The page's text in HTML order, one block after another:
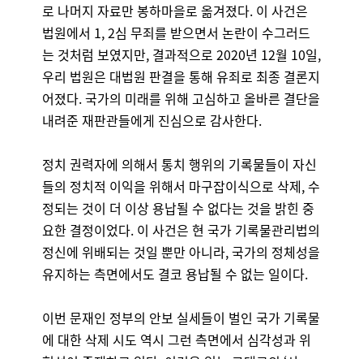
로 나머지 자료만 봉하마을로 옮겨졌다. 이 사건은
법원에서 1, 2심 무죄를 받으면서 논란이 수그러드
는 것처럼 보였지만, 결과적으로 2020년 12월 10일,
우리 법원은 대법원 판결을 통해 유죄로 최종 결론지
어졌다. 국가의 미래를 위해 고심하고 올바른 결단을
내려준 재판관들에게 진심으로 감사한다.
정치 권력자에 의해서 통치 행위의 기록물들이 자신
들의 정치적 이익을 위해서 마구잡이식으로 삭제, 수
정되는 것이 더 이상 용납될 수 없다는 것을 밝힌 중
요한 결정이었다. 이 사건은 현 국가 기록물관리법의
정신에 위배되는 것일 뿐만 아니라, 국가의 정체성을
유지하는 측면에서도 결코 용납될 수 없는 일이다.
이번 문재인 정부의 안보 실세들이 벌인 국가 기록물
에 대한 삭제 시도 역시 그런 측면에서 심각성과 위